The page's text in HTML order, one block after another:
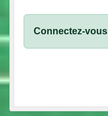
Connectez-vous